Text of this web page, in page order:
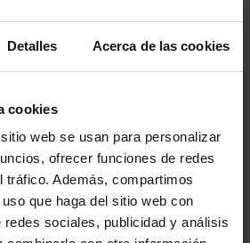
Detalles Acerca de las cookies
cookies
web se usan para personalizar
ofrecer funciones de redes
tráfico. Además, compartimos
que haga del sitio web con
sociales, publicidad y análisis
moldes de bloques de hormigón?
reforzarse?